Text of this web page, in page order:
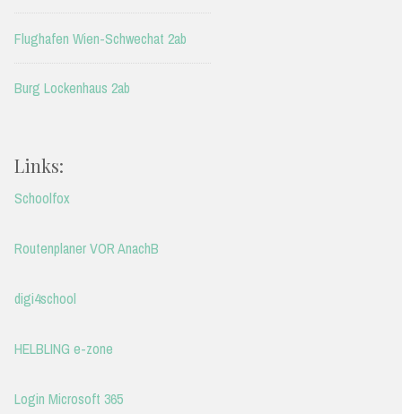
Flughafen Wien-Schwechat 2ab
Burg Lockenhaus 2ab
Links:
Schoolfox
Routenplaner VOR AnachB
digi4school
HELBLING e-zone
Login Microsoft 365